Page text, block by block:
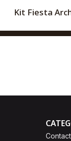
Kit Fiesta
Contact